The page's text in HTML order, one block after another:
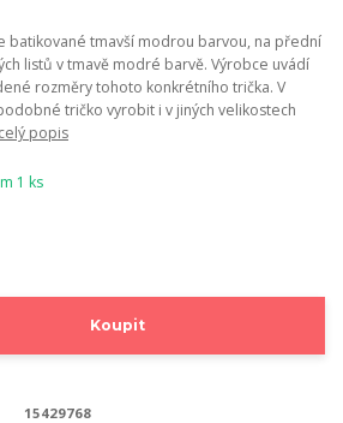
batikované tmavší modrou barvou, na přední
listů v tmavě modré barvě. Výrobce uvádí
rozměry tohoto konkrétního trička. V
tričko vyrobit i v jiných velikostech
celý popis
1 ks
Koupit
15429768